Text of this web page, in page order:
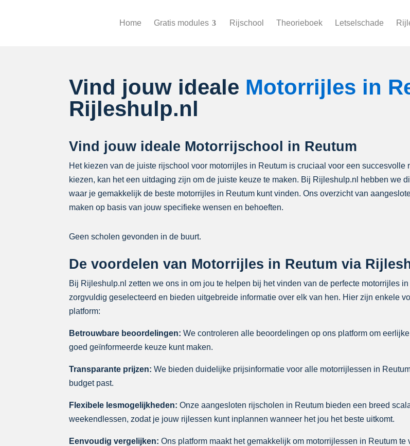
Home Gratis modules Rijschool Theorieboek Letselschade
Vind jouw ideale Motorrijles in
Rijleshulp.nl
Vind jouw ideale Motorrijschool in Reutum
Het kiezen van de juiste rijschool voor motorrijles in Reutum is cruciaal voor een
kiezen, kan het een uitdaging zijn om de juiste keuze te maken. Bij Rijleshulp.nl hebben we
waar je gemakkelijk de beste motorrijles in Reutum kunt vinden. Ons overzicht van
maken op basis van jouw specifieke wensen en behoeften.
Geen scholen gevonden in de buurt.
De voordelen van Motorrijles in Reutum via
Bij Rijleshulp.nl zetten we ons in om jou te helpen bij het vinden van de perfecte motorrijles
zorgvuldig geselecteerd en bieden uitgebreide informatie over elk van hen. Hier zijn enkele
platform:
Betrouwbare beoordelingen: We controleren alle beoordelingen op ons platform om
goed geïnformeerde keuze kunt maken.
Transparante prijzen: We bieden duidelijke prijsinformatie voor alle motorrijlessen in
budget past.
Flexibele lesmogelijkheden: Onze aangesloten rijscholen in Reutum bieden een breed
weekendlessen, zodat je jouw rijlessen kunt inplannen wanneer het jou het beste uitkomt.
Eenvoudig vergelijken: Ons platform maakt het gemakkelijk om motorrijlessen in Reutum